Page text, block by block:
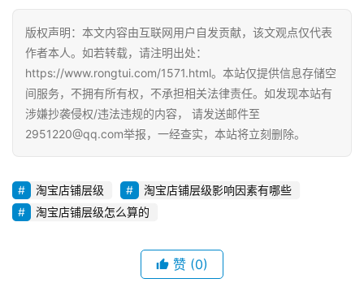
流
推
广
私
域
社
群
问
版权声明：本文内容由互联网用户自发贡献，该文观点仅代表
作者本人。如若转载，请注明出处：
https://www.rongtui.com/1571.html。本站仅提供信息存储空
间服务，不拥有所有权，不承担相关法律责任。如发现本站有
涉嫌抄袭侵权/违法违规的内容， 请发送邮件至
2951220@qq.com举报，一经查实，本站将立刻删除。
淘宝店铺层级
淘宝店铺层级影响因素有哪些
淘宝店铺层级怎么算的
赞 (0)